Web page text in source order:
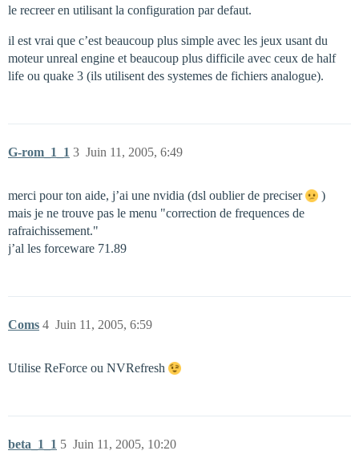
le recreer en utilisant la configuration par defaut.
il est vrai que c’est beaucoup plus simple avec les jeux usant du
moteur unreal engine et beaucoup plus difficile avec ceux de half
life ou quake 3 (ils utilisent des systemes de fichiers analogue).
G-rom_1_1 Juin 11, 2005, 6:49
3
merci pour ton aide, j’ai une nvidia (dsl oublier de preciser
)
mais je ne trouve pas le menu "correction de frequences de
rafraichissement."
j’al les forceware 71.89
Coms Juin 11, 2005, 6:59
4
Utilise ReForce ou NVRefresh
beta_1_1 Juin 11, 2005, 10:20
5